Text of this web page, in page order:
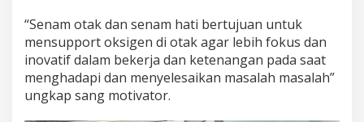
“Senam otak dan senam hati bertujuan untuk
mensupport oksigen di otak agar lebih fokus dan
inovatif dalam bekerja dan ketenangan pada saat
menghadapi dan menyelesaikan masalah masalah”
ungkap sang motivator.